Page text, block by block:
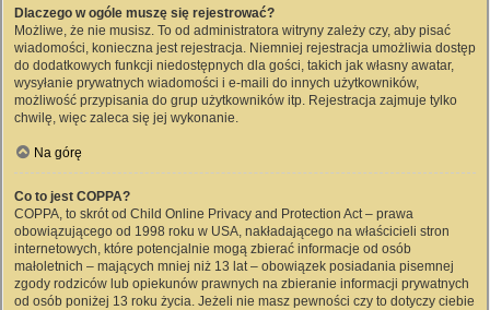
Dlaczego w ogóle muszę się rejestrować?
Możliwe, że nie musisz. To od administratora witryny zależy czy, aby pisać
wiadomości, konieczna jest rejestracja. Niemniej rejestracja umożliwia dostęp
do dodatkowych funkcji niedostępnych dla gości, takich jak własny awatar,
wysyłanie prywatnych wiadomości i e-maili do innych użytkowników,
możliwość przypisania do grup użytkowników itp. Rejestracja zajmuje tylko
chwilę, więc zaleca się jej wykonanie.
Na górę
Co to jest COPPA?
COPPA, to skrót od Child Online Privacy and Protection Act – prawa
obowiązującego od 1998 roku w USA, nakładającego na właścicieli stron
internetowych, które potencjalnie mogą zbierać informacje od osób
małoletnich – mających mniej niż 13 lat – obowiązek posiadania pisemnej
zgody rodziców lub opiekunów prawnych na zbieranie informacji prywatnych
od osób poniżej 13 roku życia. Jeżeli nie masz pewności czy to dotyczy ciebie